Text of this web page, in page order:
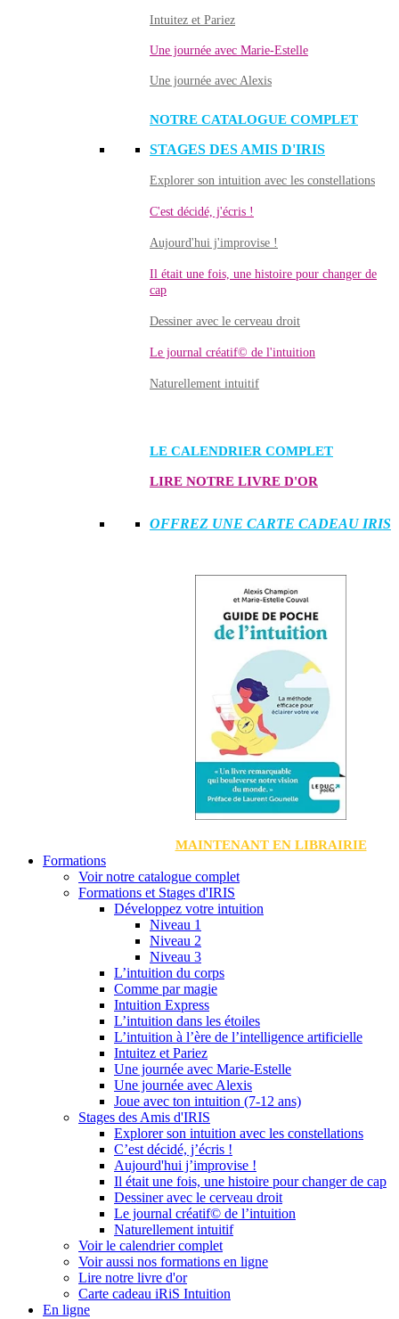
Intuitez et Pariez
Une journée avec Marie-Estelle
Une journée avec Alexis
NOTRE CATALOGUE COMPLET
STAGES DES AMIS D'IRIS
Explorer son intuition avec les constellations
C'est décidé, j'écris !
Aujourd'hui j'improvise !
Il était une fois, une histoire pour changer de
cap
Dessiner avec le cerveau droit
Le journal créatif© de l'intuition
Naturellement intuitif
LE CALENDRIER COMPLET
LIRE NOTRE LIVRE D'OR
OFFREZ UNE CARTE CADEAU IRIS
MAINTENANT EN LIBRAIRIE
Formations
Voir notre catalogue complet
Formations et Stages d'IRIS
Développez votre intuition
Niveau 1
Niveau 2
Niveau 3
L’intuition du corps
Comme par magie
Intuition Express
L’intuition dans les étoiles
L’intuition à l’ère de l’intelligence artificielle
Intuitez et Pariez
Une journée avec Marie-Estelle
Une journée avec Alexis
Joue avec ton intuition (7-12 ans)
Stages des Amis d'IRIS
Explorer son intuition avec les constellations
C’est décidé, j’écris !
Aujourd'hui j’improvise !
Il était une fois, une histoire pour changer de cap
Dessiner avec le cerveau droit
Le journal créatif© de l’intuition
Naturellement intuitif
Voir le calendrier complet
Voir aussi nos formations en ligne
Lire notre livre d'or
Carte cadeau iRiS Intuition
En ligne